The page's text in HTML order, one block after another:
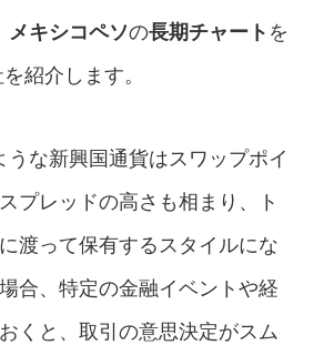
メキシコペソの長期チャート を
紹介します。
うな新興国通貨はスワップポイ
プレッドの高さも相まり、ト
渡って保有するスタイルにな
合、特定の金融イベントや経
くと、取引の意思決定がスム